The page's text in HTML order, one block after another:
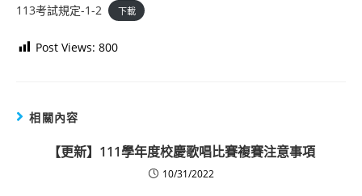
113考試規定-1-2 下載
Post Views: 800
相關內容
【更新】111學年度校慶歌唱比賽複賽注意事項
10/31/2022